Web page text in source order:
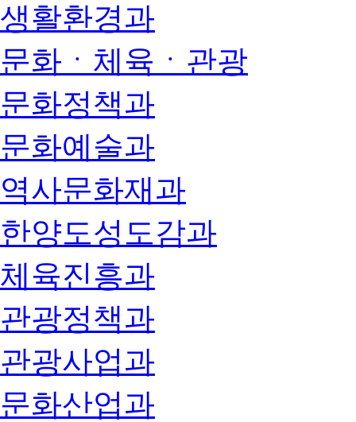
생활환경과
문화ㆍ체육ㆍ관광
문화정책과
문화예술과
역사문화재과
한양도성도감과
체육진흥과
관광정책과
관광사업과
문화산업과